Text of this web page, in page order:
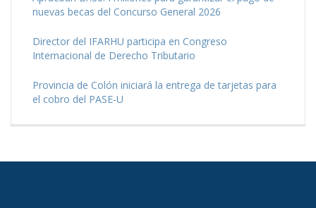
nuevas becas del Concurso General 2026
Director del IFARHU participa en Congreso
Internacional de Derecho Tributario
Provincia de Colón iniciará la entrega de tarjetas para
el cobro del PASE-U